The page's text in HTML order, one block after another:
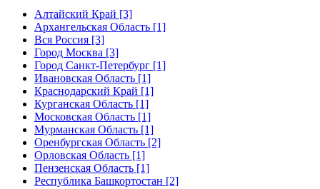
Алтайский Край [3]
Архангельская Область [1]
Вся Россия [3]
Город Москва [3]
Город Санкт-Петербург [1]
Ивановская Область [1]
Краснодарский Край [1]
Курганская Область [1]
Московская Область [1]
Мурманская Область [1]
Оренбургская Область [2]
Орловская Область [1]
Пензенская Область [1]
Республика Башкортостан [2]